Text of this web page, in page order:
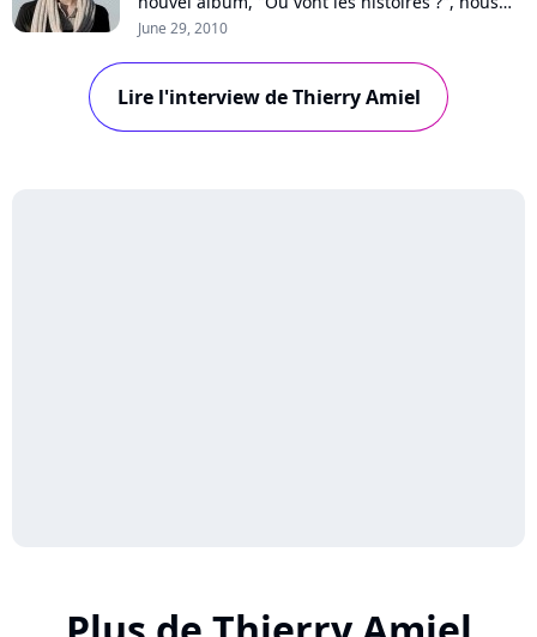
avons rencontré Thierry Amiel afin de faire un
genèse de ce projet regorgeant d'adaptations
de titres de la chanteuse canadienne, Sarah
June 29, 2010
Lire l'interview de Thierry Amiel